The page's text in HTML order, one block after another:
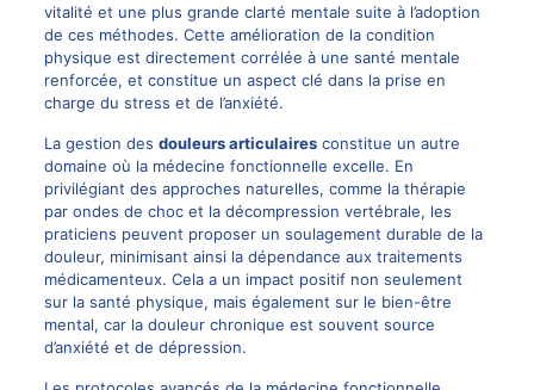
vitalité et une plus grande clarté mentale suite à l’adoption
de ces méthodes. Cette amélioration de la condition
physique est directement corrélée à une santé mentale
renforcée, et constitue un aspect clé dans la prise en
charge du stress et de l’anxiété.
La gestion des douleurs articulairesconstitue un autre
domaine où la médecine fonctionnelle excelle. En
privilégiant des approches naturelles, comme la thérapie
par ondes de choc et la décompression vertébrale, les
praticiens peuvent proposer un soulagement durable de la
douleur, minimisant ainsi la dépendance aux traitements
médicamenteux. Cela a un impact positif non seulement
sur la santé physique, mais également sur le bien-être
mental, car la douleur chronique est souvent source
d’anxiété et de dépression.